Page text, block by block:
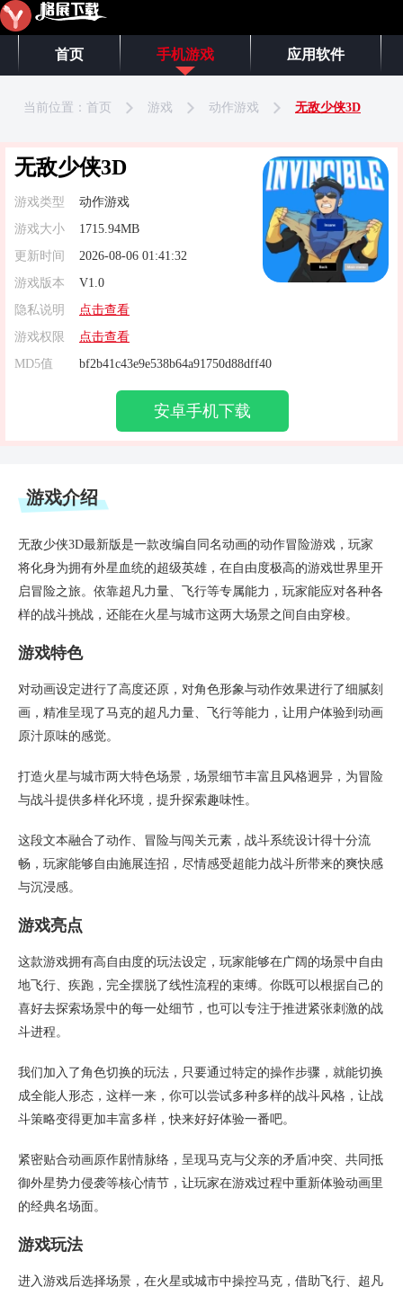
首页 手机游戏 应用软件
当前位置： 首页 游戏 动作游戏 无敌少侠3D
无敌少侠3D
游戏类型
动作游戏
游戏大小
1715.94MB
更新时间
2026-08-06 01:41:32
游戏版本
V1.0
隐私说明
点击查看
游戏权限
点击查看
MD5值
bf2b41c43e9e538b64a91750d88dff40
安卓手机下载
游戏介绍
无敌少侠3D最新版是一款改编自同名动画的动作冒险游戏，玩家
将化身为拥有外星血统的超级英雄，在自由度极高的游戏世界里开
启冒险之旅。依靠超凡力量、飞行等专属能力，玩家能应对各种各
样的战斗挑战，还能在火星与城市这两大场景之间自由穿梭。
游戏特色
对动画设定进行了高度还原，对角色形象与动作效果进行了细腻刻
画，精准呈现了马克的超凡力量、飞行等能力，让用户体验到动画
原汁原味的感觉。
打造火星与城市两大特色场景，场景细节丰富且风格迥异，为冒险
与战斗提供多样化环境，提升探索趣味性。
这段文本融合了动作、冒险与闯关元素，战斗系统设计得十分流
畅，玩家能够自由施展连招，尽情感受超能力战斗所带来的爽快感
与沉浸感。
游戏亮点
这款游戏拥有高自由度的玩法设定，玩家能够在广阔的场景中自由
地飞行、疾跑，完全摆脱了线性流程的束缚。你既可以根据自己的
喜好去探索场景中的每一处细节，也可以专注于推进紧张刺激的战
斗进程。
我们加入了角色切换的玩法，只要通过特定的操作步骤，就能切换
成全能人形态，这样一来，你可以尝试多种多样的战斗风格，让战
斗策略变得更加丰富多样，快来好好体验一番吧。
紧密贴合动画原作剧情脉络，呈现马克与父亲的矛盾冲突、共同抵
御外星势力侵袭等核心情节，让玩家在游戏过程中重新体验动画里
的经典名场面。
游戏玩法
进入游戏后选择场景，在火星或城市中操控马克，借助飞行、超凡